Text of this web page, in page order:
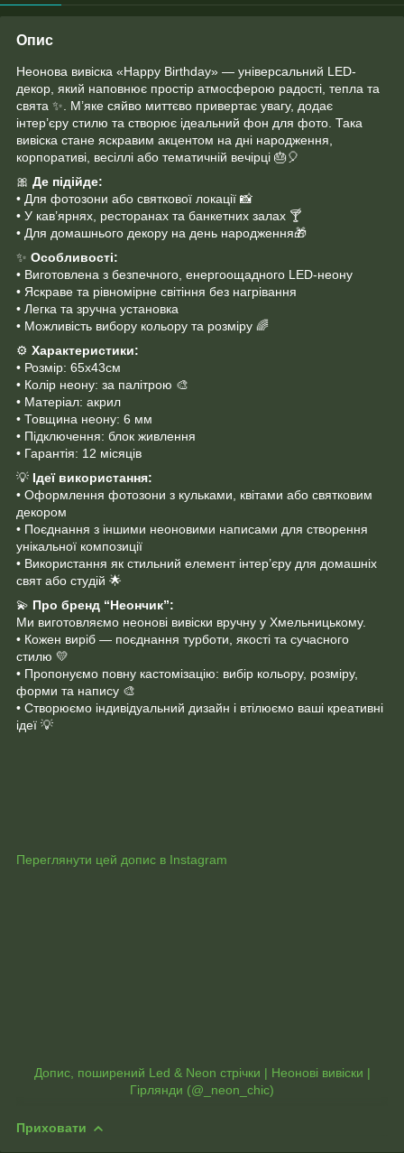
Опис
Неонова вивіска «Happy Birthday» — універсальний LED-
декор, який наповнює простір атмосферою радості, тепла та
свята ✨. М’яке сяйво миттєво привертає увагу, додає
інтер’єру стилю та створює ідеальний фон для фото. Така
вивіска стане яскравим акцентом на дні народження,
корпоративі, весіллі або тематичній вечірці 🎂🎈
🎀 Де підійде:
• Для фотозони або святкової локації 📸
• У кав’ярнях, ресторанах та банкетних залах 🍸
• Для домашнього декору на день народження🎁
✨ Особливості:
• Виготовлена з безпечного, енергоощадного LED-неону
• Яскраве та рівномірне світіння без нагрівання
• Легка та зручна установка
• Можливість вибору кольору та розміру 🌈
⚙️ Характеристики:
• Розмір: 65х43cм
• Колір неону: за палітрою 🎨
• Матеріал: акрил
• Товщина неону: 6 мм
• Підключення: блок живлення
• Гарантія: 12 місяців
💡 Ідеї використання:
• Оформлення фотозони з кульками, квітами або святковим
декором
• Поєднання з іншими неоновими написами для створення
унікальної композиції
• Використання як стильний елемент інтер’єру для домашніх
свят або студій 🌟
💫 Про бренд “Неончик”:
Ми виготовляємо неонові вивіски вручну у Хмельницькому.
• Кожен виріб — поєднання турботи, якості та сучасного
стилю 💛
• Пропонуємо повну кастомізацію: вибір кольору, розміру,
форми та напису 🎨
• Створюємо індивідуальний дизайн і втілюємо ваші креативні
ідеї 💡
Переглянути цей допис в Instagram
Допис, поширений Led & Neon стрічки | Неонові вивіски |
Гірлянди (@_neon_chic)
Приховати